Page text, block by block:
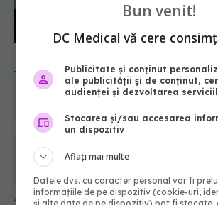
despre vârsta pe
07.08.2026, 21:29
365
URMĂRITORI
ARTICOLE SIMILARE
Bun venit!
DC Medical vă cere
Publicitate și conținut
ale publicității și de conținut,
audienței și dezvoltarea
Stocarea și/sau accesarea
un dispozitiv
Aflați mai multe
Datele dvs. cu caracter personal vor fi
informațiile de pe dispozitiv (cookie-uri,